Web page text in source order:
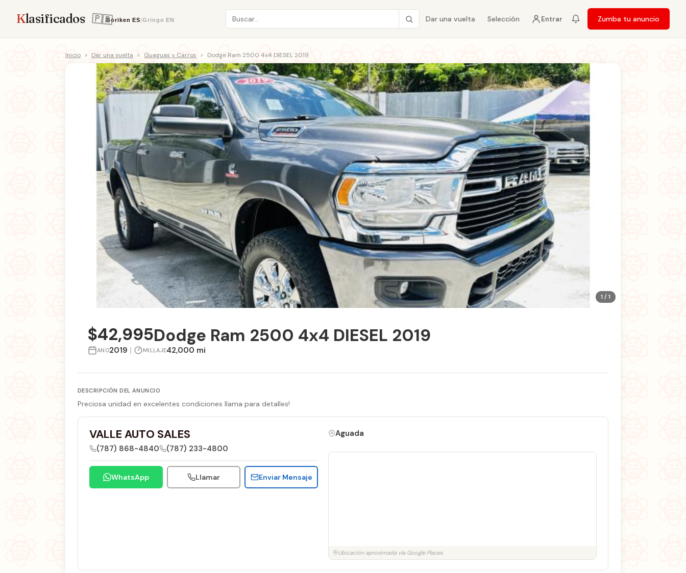
Klasificados Boriken ES|Gringo EN Dar una vuelta Selección Entrar Zumba tu anuncio
Inicio > Dar una vuelta > Guaguas y Carros > Dodge Ram 2500 4x4 DIESEL 2019
1 / 1
$42,995Dodge Ram 2500 4x4 DIESEL 2019
ANO2019 | MILLAJE42,000 mi
DESCRIPCIÓN DEL ANUNCIO
Preciosa unidad en excelentes condiciones llama para detalles!
VALLE AUTO SALES
(787) 868-4840 (787) 233-4800
WhatsApp Llamar Enviar Mensaje
Aguada
Ubicación aproximada vía Google Places